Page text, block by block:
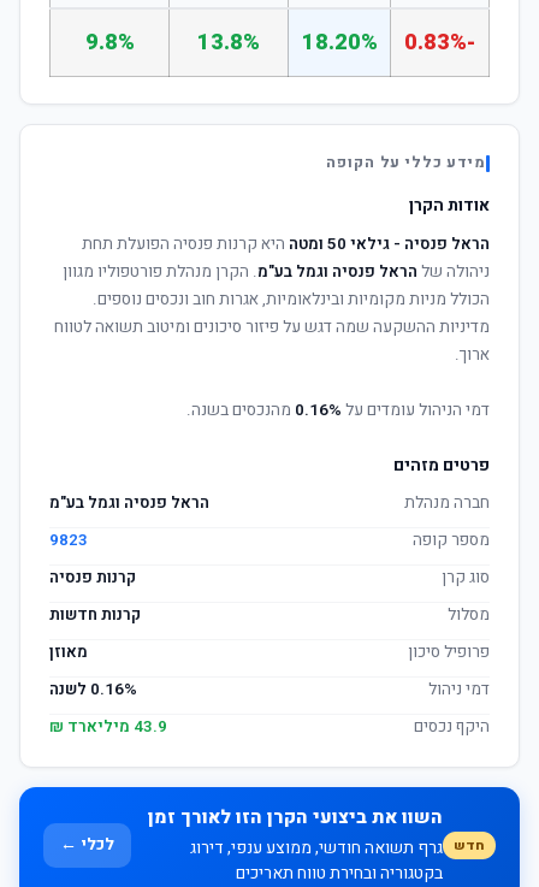
-0.83%
18.20%
13.8%
9.8%
מידע כללי על הקופה
אודות הקרן
הראל פנסיה - גילאי 50 ומטה
היא קרנות פנסיה הפועלת תחת
ניהולה של הראל פנסיה וגמל בע"מ. הקרן מנהלת פורטפוליו מגוון
הכולל מניות מקומיות ובינלאומיות, אגרות חוב ונכסים נוספים.
מדיניות ההשקעה שמה דגש על פיזור סיכונים ומיטוב תשואה לטווח
ארוך.
דמי הניהול עומדים על 0.16% מהנכסים בשנה.
פרטים מזהים
חברה מנהלת
הראל פנסיה וגמל בע"מ
מספר קופה
9823
סוג קרן
קרנות פנסיה
מסלול
קרנות חדשות
פרופיל סיכון
מאוזן
דמי ניהול
0.16% לשנה
היקף נכסים
43.9 מיליארד ₪
חדש
השוו את ביצועי הקרן הזו לאורך זמן
גרף תשואה חודשי, ממוצע ענפי, דירוג
בקטגוריה ובחירת טווח תאריכים
לכלי ←